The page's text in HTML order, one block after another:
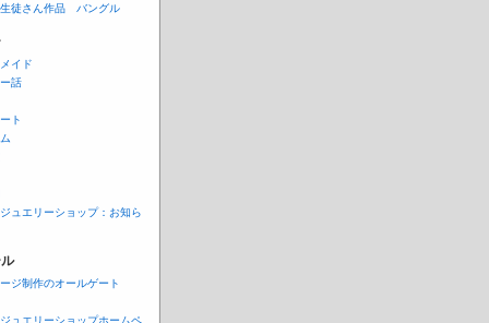
徒さん作品 バングル
イド
話
ト
ュエリーショップ：お知ら
ジ制作のオールゲート
ュエリーショップホームペ